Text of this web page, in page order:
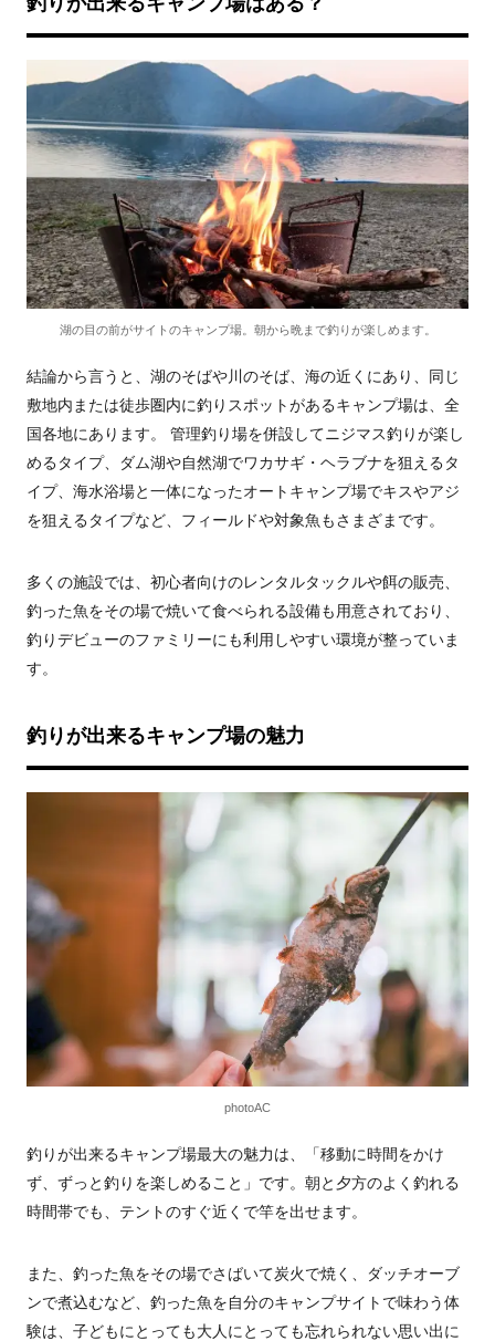
湖の目の前がサイトのキャンプ場。朝から晩まで釣りが楽しめます。
結論から言うと、湖のそばや川のそば、海の近くにあり、同じ
敷地内または徒歩圏内に釣りスポットがあるキャンプ場は、全
国各地にあります。 管理釣り場を併設してニジマス釣りが楽し
めるタイプ、ダム湖や自然湖でワカサギ・ヘラブナを狙えるタ
イプ、海水浴場と一体になったオートキャンプ場でキスやアジ
を狙えるタイプなど、フィールドや対象魚もさまざまです。
多くの施設では、初心者向けのレンタルタックルや餌の販売、
釣った魚をその場で焼いて食べられる設備も用意されており、
釣りデビューのファミリーにも利用しやすい環境が整っていま
す。
釣りが出来るキャンプ場の魅力
photoAC
釣りが出来るキャンプ場最大の魅力は、「移動に時間をかけ
ず、ずっと釣りを楽しめること」です。朝と夕方のよく釣れる
時間帯でも、テントのすぐ近くで竿を出せます。
また、釣った魚をその場でさばいて炭火で焼く、ダッチオーブ
ンで煮込むなど、釣った魚を自分のキャンプサイトで味わう体
験は、子どもにとっても大人にとっても忘れられない思い出に